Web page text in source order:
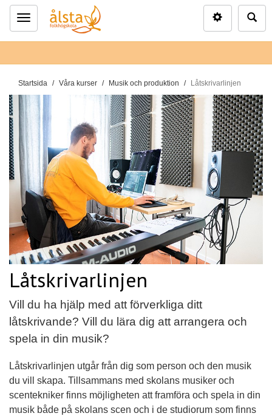
Meny
D
u
ä
r
h
ä
r
:
Startsida Våra kurser Musik och produktion Låtskrivarlinjen
Låtskrivarlinjen
Vill du ha hjälp med att förverkliga ditt
låtskrivande? Vill du lära dig att arrangera och
spela in din musik?
Låtskrivarlinjen utgår från dig som person och den musik
du vill skapa. Tillsammans med skolans musiker och
scentekniker finns möjligheten att framföra och spela in din
musik både på skolans scen och i de studiorum som finns